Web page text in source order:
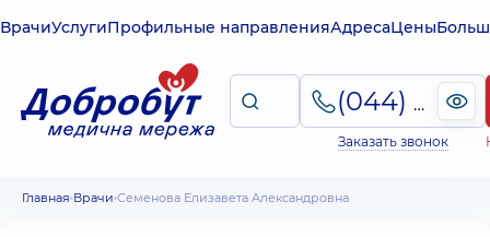
ВрачиУслугиПрофильные направленияАдресаЦены
(044) 495-2-888
Заказать звонок
Главная Врачи Семенова Елизавета Александровна